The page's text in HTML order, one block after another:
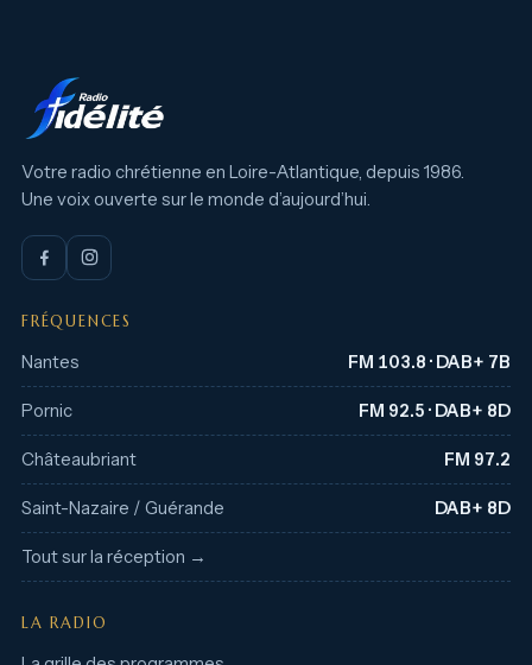
Votre radio chrétienne en Loire-Atlantique, depuis 1986.
Une voix ouverte sur le monde d’aujourd’hui.
FRÉQUENCES
Nantes FM 103.8 · DAB+ 7B
Pornic FM 92.5 · DAB+ 8D
Châteaubriant FM 97.2
Saint-Nazaire / Guérande DAB+ 8D
Tout sur la réception →
LA RADIO